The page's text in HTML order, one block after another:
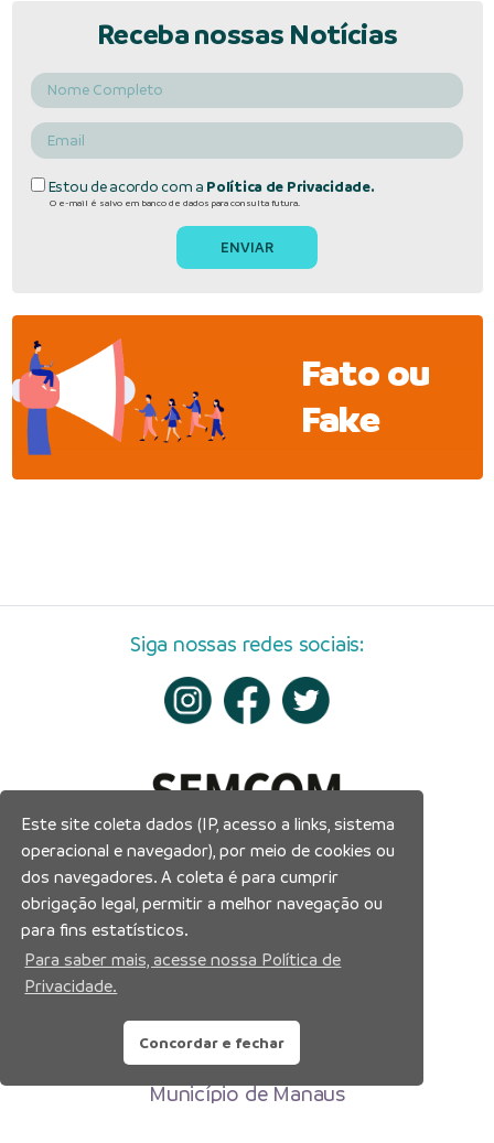
Receba nossas Notícias
Estou de acordo com a Política de Privacidade.
O e-mail é salvo em banco de dados para consulta futura.
Fato ou
Fake
Siga nossas redes sociais:
Prefeitura Municipal de Manaus
Município de Manaus
Este site coleta dados (IP, acesso a links, sistema
operacional e navegador), por meio de cookies ou
dos navegadores. A coleta é para cumprir
obrigação legal, permitir a melhor navegação ou
para fins estatísticos.
Para saber mais, acesse nossa Política de
Privacidade.
Concordar e fechar